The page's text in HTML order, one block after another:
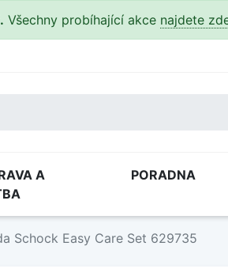
Všechny probíhající akce najdete
A
PORADNA
Schock Easy Care Set 629735